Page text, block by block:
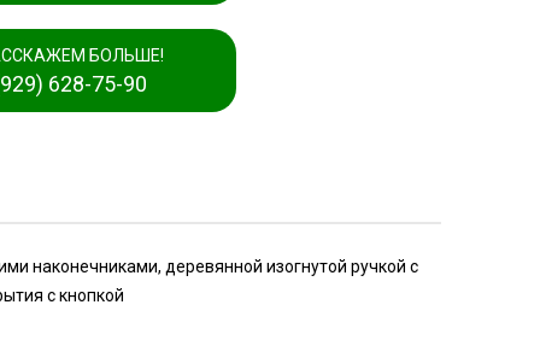
БОЛЬШЕ!
628-75-90
наконечниками, деревянной изогнутой ручкой с
с кнопкой